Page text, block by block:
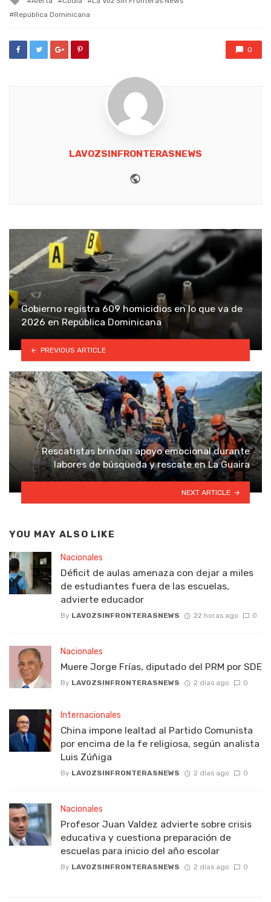
with
República Dominicana
0
LAVOZSINFRONTERASNEWS
Gobierno registra 609 homicidios en lo que va de
2026 en República Dominicana
PREVIOUS ARTICLE
Rescatistas brindan apoyo emocional durante
labores de búsqueda y rescate en La Guaira
NEXT ARTICLE
YOU MAY ALSO LIKE
Nacionales
Déficit de aulas amenaza con dejar a miles
de estudiantes fuera de las escuelas,
advierte educador
By LAVOZSINFRONTERASNEWS 22 horas ago 0
Nacionales
Muere Jorge Frías, diputado del PRM por SDE
By LAVOZSINFRONTERASNEWS 2 días ago 0
Internacionales
China impone lealtad al Partido Comunista
por encima de la fe religiosa, según analista
Luis Zúñiga
By LAVOZSINFRONTERASNEWS 2 días ago 0
Nacionales
Profesor Juan Valdez advierte sobre crisis
educativa y cuestiona preparación de
escuelas para inicio del año escolar
By LAVOZSINFRONTERASNEWS 2 días ago 0